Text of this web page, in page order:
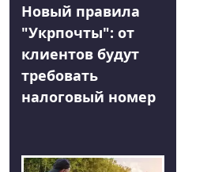
Новый правила
"Укрпочты": от
клиентов будут
требовать
налоговый номер